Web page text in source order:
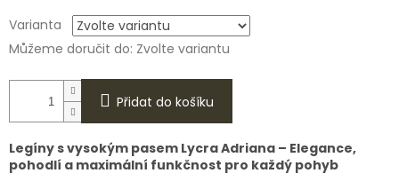
Varianta
Můžeme doručit do: Zvolte variantu
Přidat do košíku
Legíny s vysokým pasem Lycra Adriana – Elegance,
pohodlí a maximální funkčnost pro každý pohyb